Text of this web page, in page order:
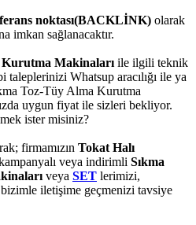
noktası(BACKLİNK) olarak
imkan sağlanacaktır.
Kurutma Makinalarıile ilgili teknik
taleplerinizi Whatsup aracılığı ile ya
Toz-Tüy Alma Kurutma
uygun fiyat ile sizleri bekliyor.
ister misiniz?
firmamızın Tokat Halı
veya indirimli Sıkma
veya SET lerimizi,
iletişime geçmenizi tavsiye